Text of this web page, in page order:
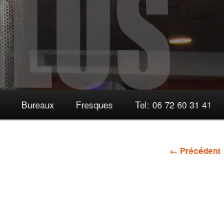
Bureaux Fresques Tel: 06 72 60 31 41
Navigation
← Précédent